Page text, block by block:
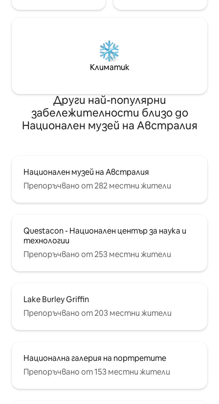
балсам, измиване на тялото, лосион
има измиване на устата, четка за
зъби, паста за зъби, шапка за душ,
комплект за пътуване (с шевни
нужди) и дори комплект за бръснене.
Климатик
Други най-популярни
забележителности близо до
Национален музей на Австралия
Национален музей на Австралия
Препоръчвано от 282 местни жители
Questacon - Национален център за наука и
технологии
Препоръчвано от 253 местни жители
Lake Burley Griffin
Препоръчвано от 203 местни жители
Национална галерия на портретите
Препоръчвано от 153 местни жители